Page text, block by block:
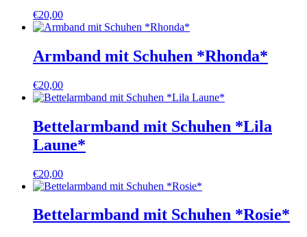
€20,00
Armband mit Schuhen *Rhonda*
€20,00
Bettelarmband mit Schuhen *Lila
Laune*
€20,00
Bettelarmband mit Schuhen *Rosie*